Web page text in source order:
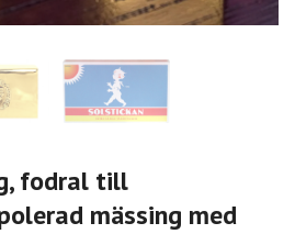
fodral till
mässing med